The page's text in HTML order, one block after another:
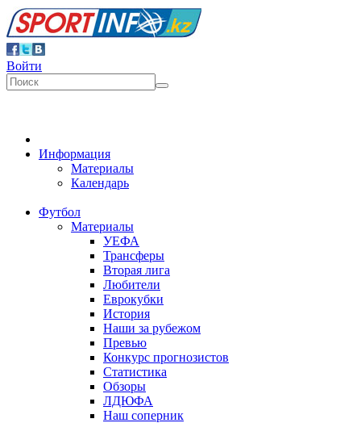
Войти
Информация
Материалы
Календарь
Футбол
Материалы
УЕФА
Трансферы
Вторая лига
Любители
Еврокубки
История
Наши за рубежом
Превью
Конкурс прогнозистов
Статистика
Обзоры
ЛДЮФА
Наш соперник